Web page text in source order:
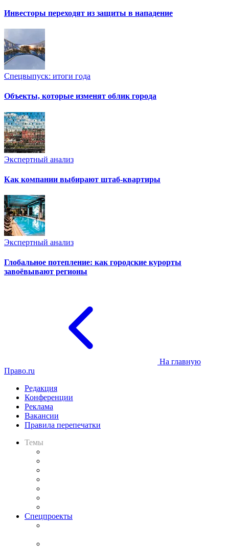
Инвесторы переходят из защиты в нападение
Спецвыпуск: итоги года
Объекты, которые изменят облик города
Экспертный анализ
Как компании выбирают штаб-квартиры
Экспертный анализ
Глобальное потепление: как городские курорты
завоёвывают регионы
На главную
Право.ru
Редакция
Конференции
Реклама
Вакансии
Правила перепечатки
Темы
Спецпроекты